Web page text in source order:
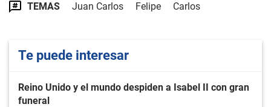
TEMAS Juan Carlos Felipe Carlos
Te puede interesar
Reino Unido y el mundo despiden a Isabel II con gran
funeral